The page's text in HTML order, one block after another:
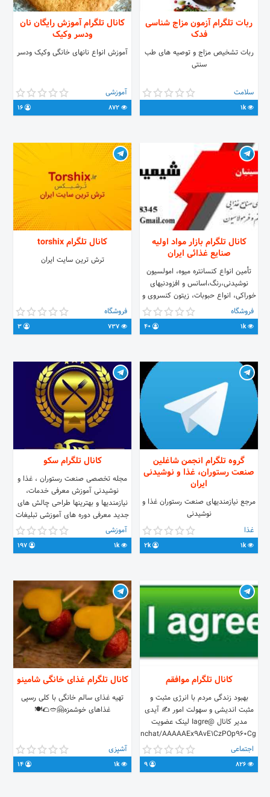
ربات تلگرام آزمون مزاج شناسی
فدک
ربات تشخیص مزاج و توصیه های طب
سنتی
سلامت
1k
کانال تلگرام آموزش رایگان نان
ودسر وکیک
آموزش انواع نانهای خانگی وکیک ودسر
آموزشی
کانال تلگرام بازار مواد اولیه
صنایع غذائی ایران
تأمین انواع کنسانتره میوه، امولسیون
نوشیدنی،رنگ،اسانس و افزودنیهای
خوراکی، انواع حبوبات، زیتون کنسروی و
روغن زیتون
فروشگاه
1k
کانال تلگرام torshix
ترش ترین سایت ایران
فروشگاه
گروه تلگرام انجمن شاغلین
صنعت رستوران، غذا و نوشیدنی
ایران
مرجع نیازمندیهای صنعت رستوران غذا و
نوشیدنی
غذا
1k
2k
کانال تلگرام سکو
مجله تخصصی صنعت رستوران ، غذا و
نوشیدنی آموزش معرفی خدمات،
نیازمندیها و بهترینها طراحی چالش های
جدید معرفی دوره های آموزشی تبلیغات
ادمین تبادلات و تبلیغات:
@sakoo_official_admin تلفن
پشتیبانی: 021-28422390 لینک دانلود
آموزشی
1k
کانال تلگرام موافقم
بهبود زندگی مردم با انرژی مثبت و
مثبت اندیشی و سهولت امور ✍️ آیدی
مدیر کانال @Iagre لینک عضویت
https://t.me/joinchat/AAAAAEx9AvE1CzPOp960Cg
اجتماعی
کانال تلگرام غذای خانگی شامینو
تهیه غذای سالم خانگی با کلی رسپی
غذاهای خوشمزه🤗🥙🌮🍽
آشپزی
1k